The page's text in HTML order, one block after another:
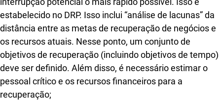
estabelecido no DRP. Isso inclui “análise de lacunas” da
distância entre as metas de recuperação de negócios e
os recursos atuais. Nesse ponto, um conjunto de
objetivos de recuperação (incluindo objetivos de tempo)
deve ser definido. Além disso, é necessário estimar o
pessoal crítico e os recursos financeiros para a
recuperação;